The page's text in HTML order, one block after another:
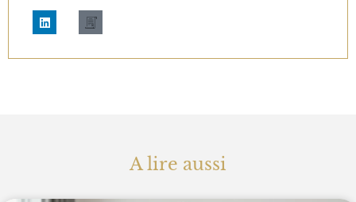
A lire aussi